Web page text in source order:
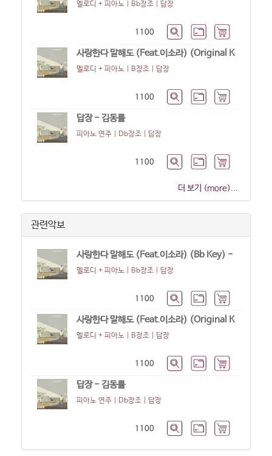
멜로디 + 피아노 | Bb장조 | 답장
1100
사랑한다 말해도 (Feat.이소라) (Original Key) - 김
멜로디 + 피아노 | B장조 | 답장
1100
답장 - 김동률
피아노 연주 | Db장조 | 답장
1100
더 보기 (more)...
관련악보
사랑한다 말해도 (Feat.이소라) (Bb Key) - 김동률
멜로디 + 피아노 | Bb장조 | 답장
1100
사랑한다 말해도 (Feat.이소라) (Original Key) - 김
멜로디 + 피아노 | B장조 | 답장
1100
답장 - 김동률
피아노 연주 | Db장조 | 답장
1100